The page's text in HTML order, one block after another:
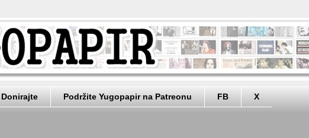
Donirajte Podržite Yugopapir na Patreonu FB X